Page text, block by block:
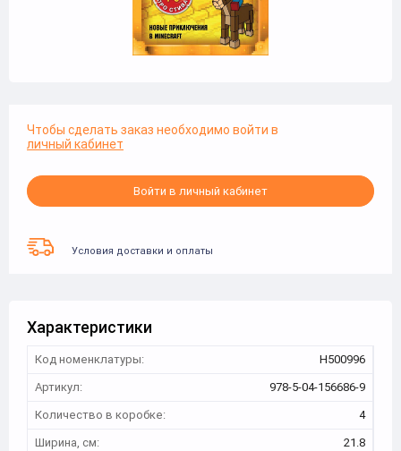
Чтобы сделать заказ необходимо войти в
личный кабинет
Войти в личный кабинет
Условия доставки и оплаты
Характеристики
Код номенклатуры:
Н500996
Артикул:
978-5-04-156686-9
Количество в коробке:
4
Ширина, см:
21.8